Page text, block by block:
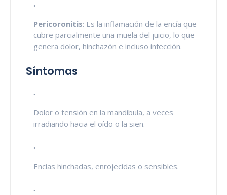
Pericoronitis: Es la inflamación de la encía que
cubre parcialmente una muela del juicio, lo que
genera dolor, hinchazón e incluso infección.
Síntomas
Dolor o tensión en la mandíbula, a veces
irradiando hacia el oído o la sien.
Encías hinchadas, enrojecidas o sensibles.